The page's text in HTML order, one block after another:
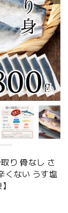
り 骨なし さ
くない うす塩